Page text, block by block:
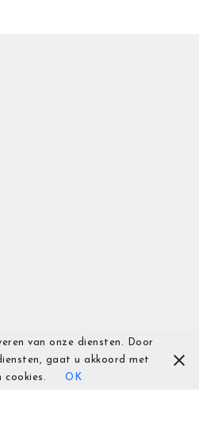
van onze diensten. Door
gaat u akkoord met
cookies.
OK